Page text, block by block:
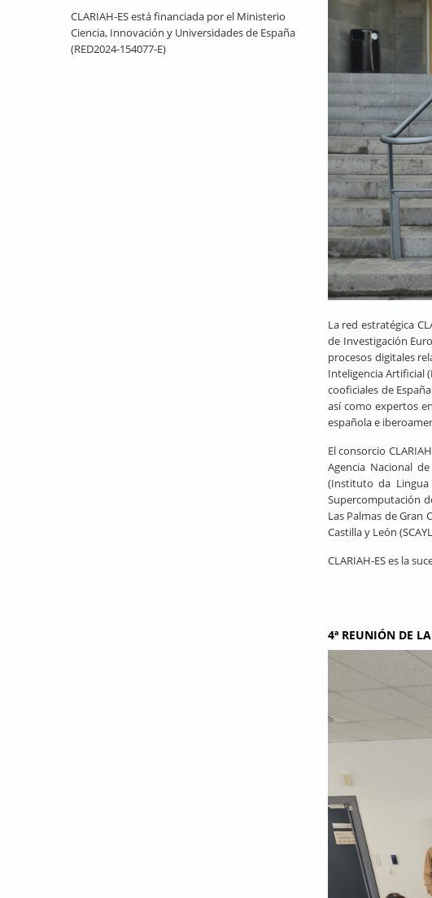
La red estratégica
de Investigación
procesos digitales
Inteligencia Artificial
cooficiales de
así como expertos
española e
El consorcio
Agencia Nacional
(Instituto da Lingua
Supercomputación
Las Palmas de Gran
Castilla y León
CLARIAH-ES es la
4ª REUNIÓN DE
CLARIAH-ES está financiada por el Ministerio
Ciencia, Innovación y Universidades de España
(RED2024-154077-E)